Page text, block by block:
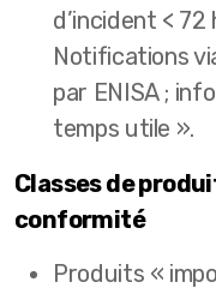
d’incident < 72
Notifications
par ENISA ;
temps utile ».
Classes de
conformité
Produits «